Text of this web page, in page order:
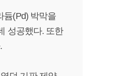
듐(Pd) 박막을
성공했다. 또한